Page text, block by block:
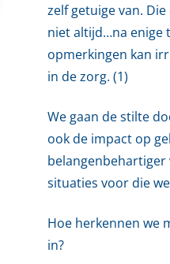
zelf getuige van.
niet altijd…na enige
opmerkingen kan
in de zorg. (1)
We gaan de stilte
ook de impact op
situaties voor die
Hoe herkennen we
in?